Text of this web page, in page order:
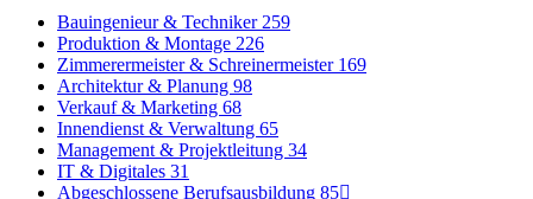
Bauingenieur & Techniker 259
Produktion & Montage 226
Zimmerermeister & Schreinermeister 169
Architektur & Planung 98
Verkauf & Marketing 68
Innendienst & Verwaltung 65
Management & Projektleitung 34
IT & Digitales 31
Abgeschlossene Berufsausbildung 85